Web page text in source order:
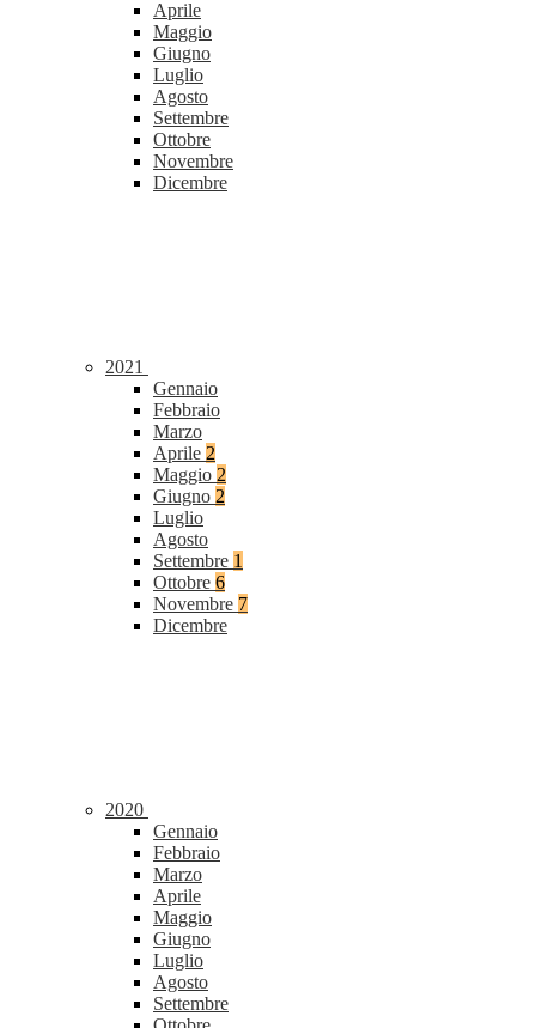
Aprile
Maggio
Giugno
Luglio
Agosto
Settembre
Ottobre
Novembre
Dicembre
2021
Gennaio
Febbraio
Marzo
Aprile 2
Maggio 2
Giugno 2
Luglio
Agosto
Settembre 1
Ottobre 6
Novembre 7
Dicembre
2020
Gennaio
Febbraio
Marzo
Aprile
Maggio
Giugno
Luglio
Agosto
Settembre